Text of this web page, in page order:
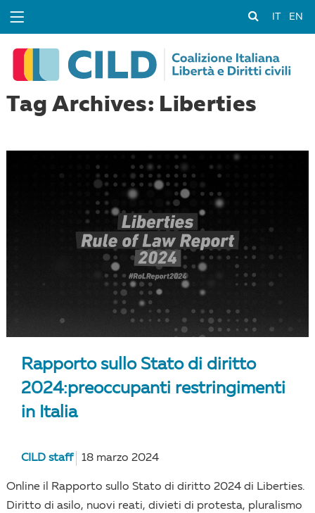
EN
Tag Archives: Liberties
Rapporto sullo Stato di diritto
2024:preoccupanti restringimenti
in Italia
CILD staff 18 marzo 2024
Online il Rapporto sullo Stato di diritto 2024 di Liberties.
Diritto di asilo, nuovi reati, divieti di protesta, pluralismo